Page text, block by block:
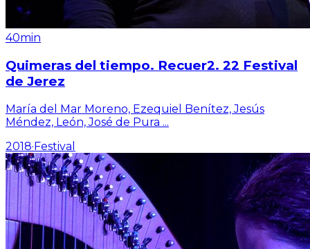
40min
Quimeras del tiempo. Recuer2. 22 Festival
de Jerez
María del Mar Moreno, Ezequiel Benítez, Jesús
Méndez, León, José de Pura ...
2018·Festival